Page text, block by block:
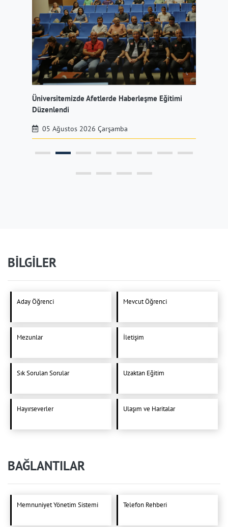
Üniversitemizde Afetlerde Haberleşme Eğitimi
Düzenlendi
05 Ağustos 2026 Çarşamba
BİLGİLER
Aday Öğrenci Mevcut Öğrenci
Mezunlar İletişim
Sık Sorulan Sorular Uzaktan Eğitim
Hayırseverler Ulaşım ve Haritalar
BAĞLANTILAR
Memnuniyet Yönetim Sistemi Telefon Rehberi